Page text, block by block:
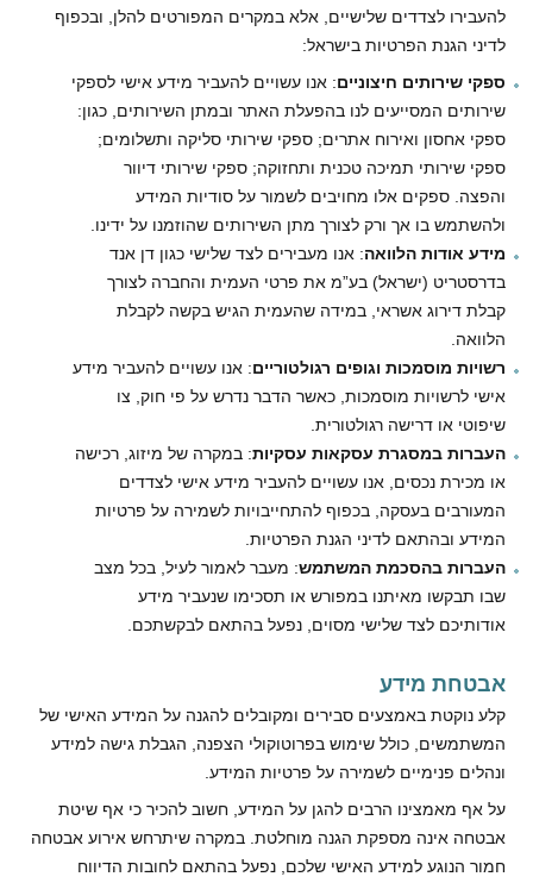
להעבירו לצדדים שלישיים, אלא במקרים המפורטים להלן, ובכפוף
לדיני הגנת הפרטיות בישראל:
ספקי שירותים חיצוניים: אנו עשויים להעביר מידע אישי לספקי
שירותים המסייעים לנו בהפעלת האתר ובמתן השירותים, כגון:
ספקי אחסון ואירוח אתרים; ספקי שירותי סליקה ותשלומים;
ספקי שירותי תמיכה טכנית ותחזוקה; ספקי שירותי דיוור
והפצה. ספקים אלו מחויבים לשמור על סודיות המידע
ולהשתמש בו אך ורק לצורך מתן השירותים שהוזמנו על ידינו.
מידע אודות הלוואה: אנו מעבירים לצד שלישי כגון דן אנד
בדרסטריט (ישראל) בע”מ את פרטי העמית והחברה לצורך
קבלת דירוג אשראי, במידה שהעמית הגיש בקשה לקבלת
הלוואה.
רשויות מוסמכות וגופים רגולטוריים: אנו עשויים להעביר מידע
אישי לרשויות מוסמכות, כאשר הדבר נדרש על פי חוק, צו
שיפוטי או דרישה רגולטורית.
העברות במסגרת עסקאות עסקיות: במקרה של מיזוג, רכישה
או מכירת נכסים, אנו עשויים להעביר מידע אישי לצדדים
המעורבים בעסקה, בכפוף להתחייבויות לשמירה על פרטיות
המידע ובהתאם לדיני הגנת הפרטיות.
העברות בהסכמת המשתמש: מעבר לאמור לעיל, בכל מצב
שבו תבקשו מאיתנו במפורש או תסכימו שנעביר מידע
אודותיכם לצד שלישי מסוים, נפעל בהתאם לבקשתכם.
אבטחת מידע
קלע נוקטת באמצעים סבירים ומקובלים להגנה על המידע האישי של
המשתמשים, כולל שימוש בפרוטוקולי הצפנה, הגבלת גישה למידע
ונהלים פנימיים לשמירה על פרטיות המידע.
על אף מאמצינו הרבים להגן על המידע, חשוב להכיר כי אף שיטת
אבטחה אינה מספקת הגנה מוחלטת. במקרה שיתרחש אירוע אבטחה
חמור הנוגע למידע האישי שלכם, נפעל בהתאם לחובות הדיווח